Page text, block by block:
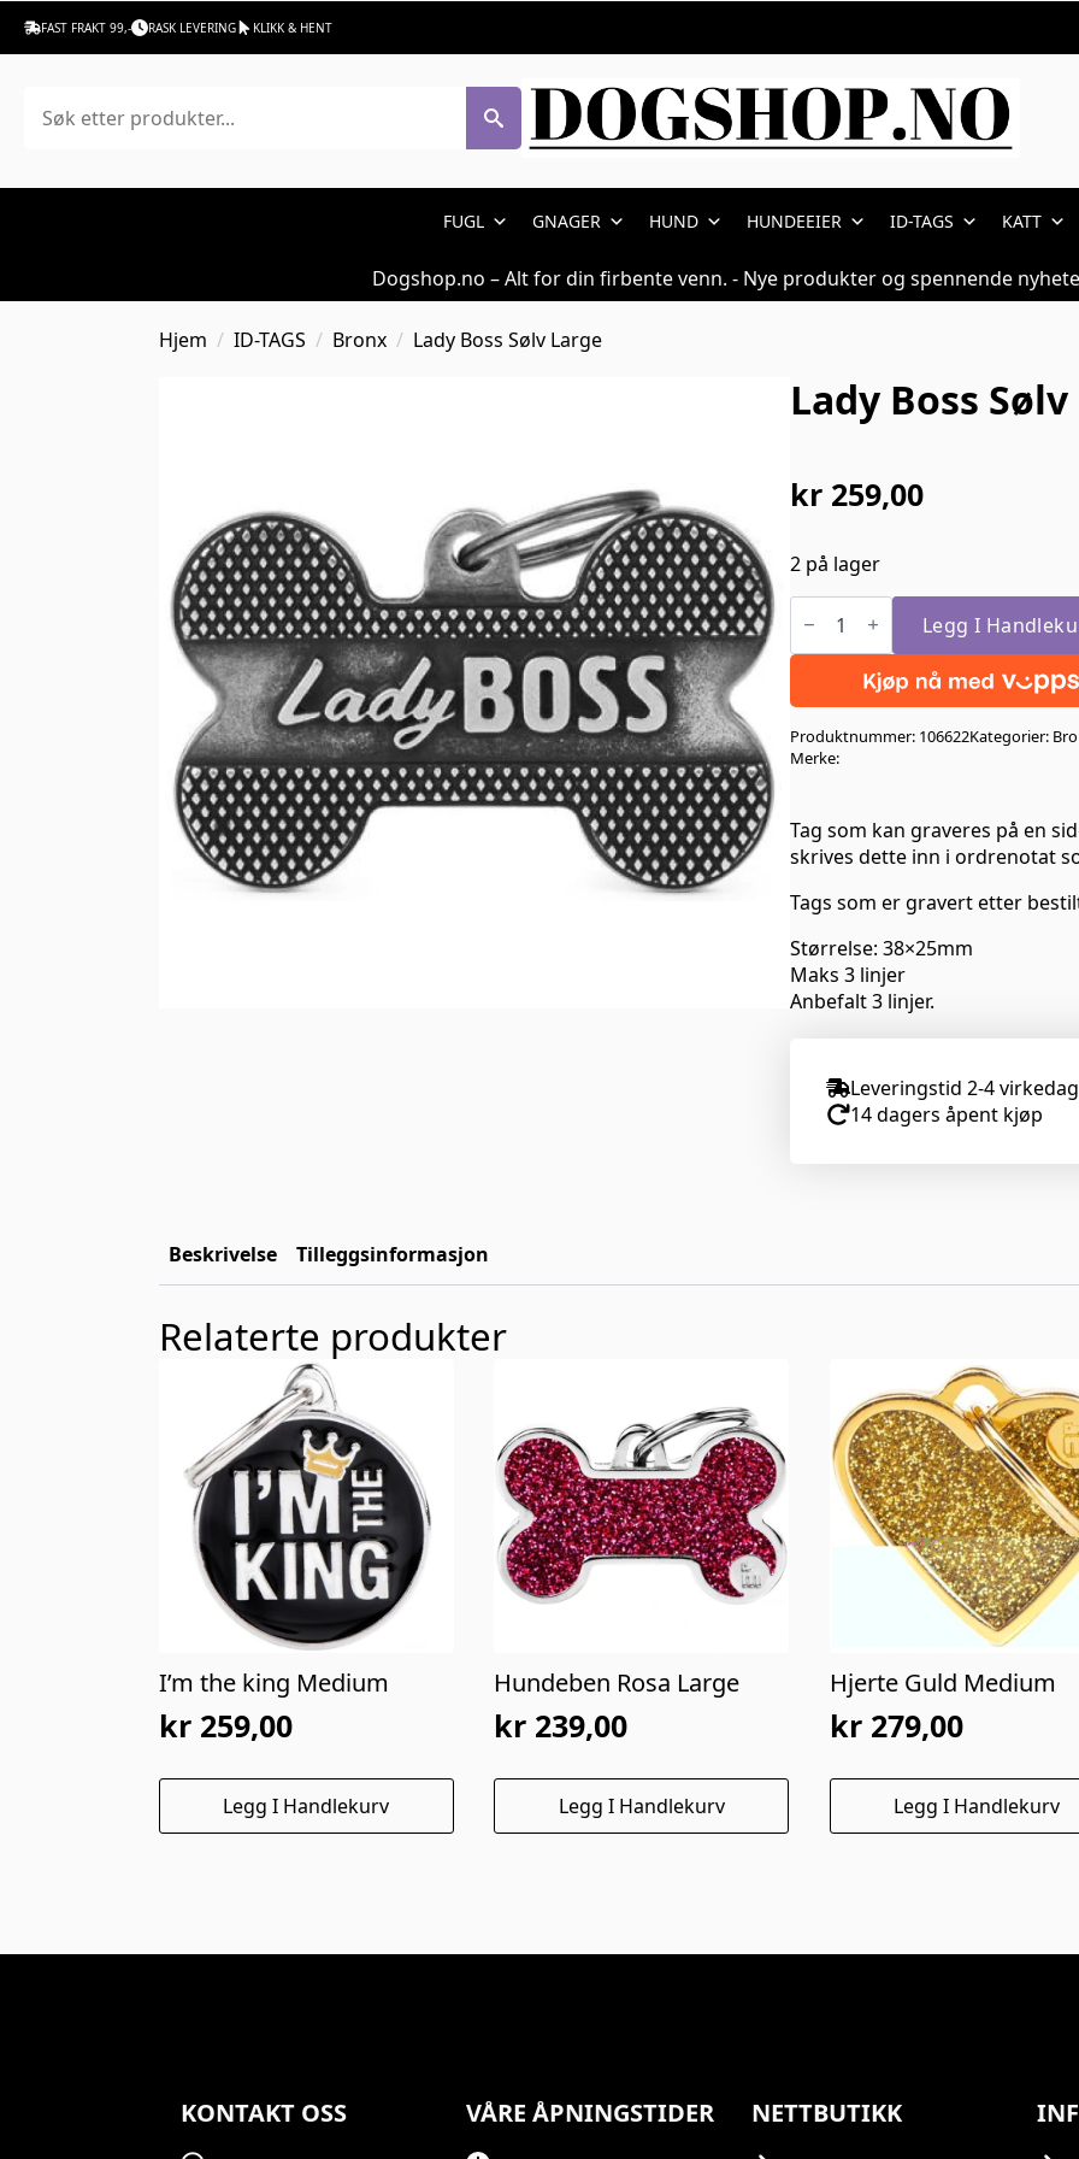
FAST FRAKT 99,- RASK LEVERING KLIKK & HENT
FUGL GNAGER HUND HUNDEEIER ID-TAGS KATT
Dogshop.no – Alt for din firbente venn. - Nye produkter og spennende
Hjem ID-TAGS Bronx Lady Boss Sølv Large
Lady Boss
kr 259,00
2 på lager
Lady
Boss
Large
Legg I
Produktnummer: 106622Kategorier:
Merke:
Tag som kan graveres på en
skrives dette inn i ordrenotat
Tags som er gravert etter
Størrelse: 38×25mm
Maks 3 linjer
Anbefalt 3 linjer.
Leveringstid 2-4
14 dagers åpent kjøp
Beskrivelse Tilleggsinformasjon
Relaterte produkter
I’m the king Medium
kr 259,00
Legg I Handlekurv
Hundeben Rosa Large
kr 239,00
Legg I Handlekurv
Hjerte Guld Medium
kr279,00
Legg I Handlekurv
KONTAKT OSS VÅRE ÅPNINGSTIDER NETTBUTIKK